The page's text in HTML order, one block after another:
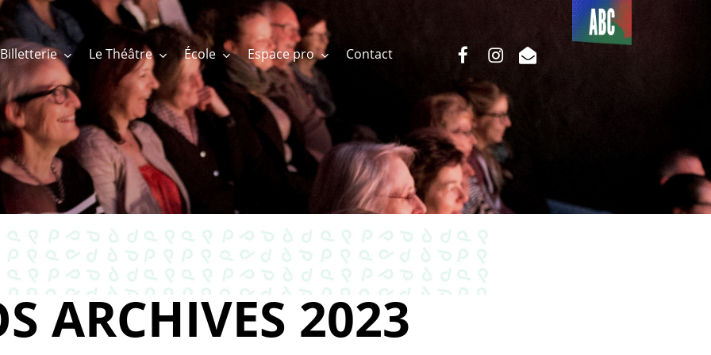
Billetterie Le Théâtre École Espace pro Contact
Du côté
de l’ABC
facebookinstagram
email
ARCHIVES 2023